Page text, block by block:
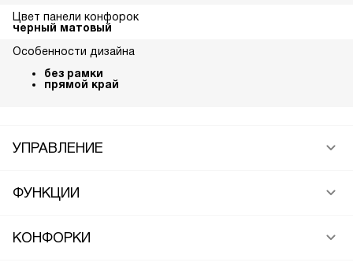
Цвет панели конфорок
черный матовый
Особенности дизайна
без рамки
прямой край
УПРАВЛЕНИЕ
ФУНКЦИИ
КОНФОРКИ